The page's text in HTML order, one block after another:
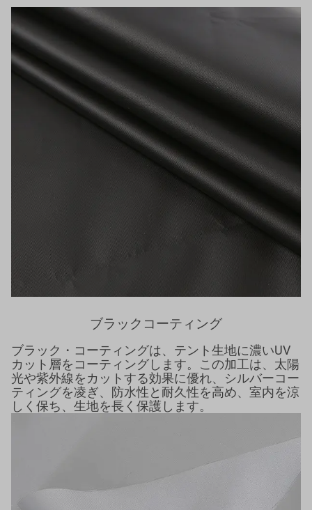
ブラックコーティング
ブラック・コーティングは、テント生地に濃いUV
カット層をコーティングします。この加工は、太陽
光や紫外線をカットする効果に優れ、シルバーコー
ティングを凌ぎ、防水性と耐久性を高め、室内を涼
しく保ち、生地を長く保護します。